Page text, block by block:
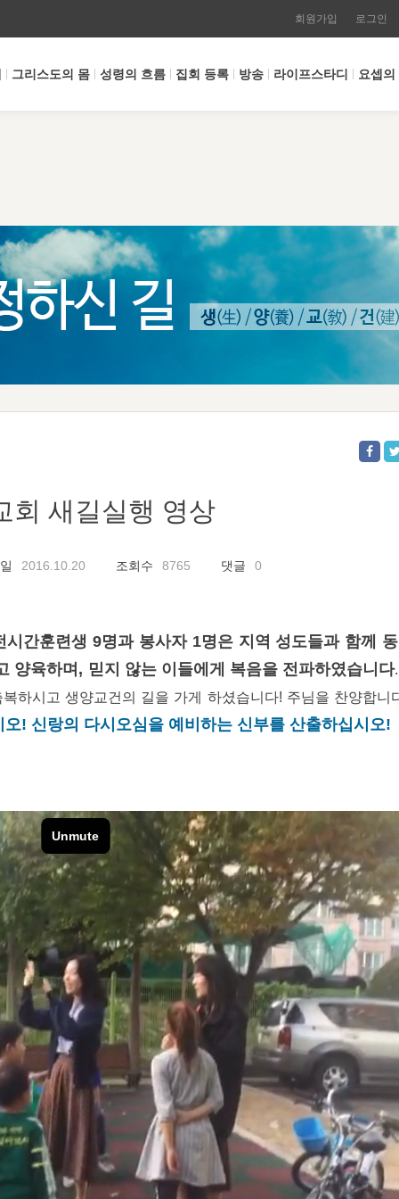
회원가입 로그인
그리스도의 몸 성령의 흐름 집회 등록 방송 라이프스타디 요셉의
회 새길실행 영상
2016.10.20 조회수 8765 댓글 0
간훈련생 9명과 봉사자 1명은 지역 성도들과 함께
양육하며, 믿지 않는 이들에게 복음을 전파하였습니다
하시고 생양교건의 길을 가게 하셨습니다! 주님을 찬양합니
! 신랑의 다시오심을 예비하는 신부를 산출하십시오!